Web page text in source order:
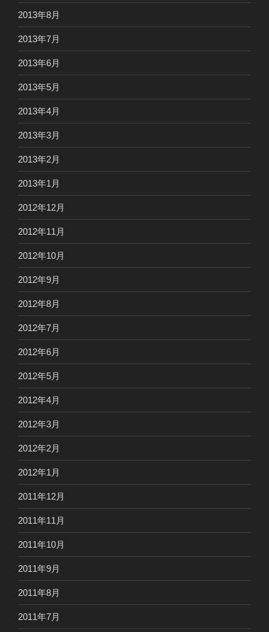
2013年8月
2013年7月
2013年6月
2013年5月
2013年4月
2013年3月
2013年2月
2013年1月
2012年12月
2012年11月
2012年10月
2012年9月
2012年8月
2012年7月
2012年6月
2012年5月
2012年4月
2012年3月
2012年2月
2012年1月
2011年12月
2011年11月
2011年10月
2011年9月
2011年8月
2011年7月